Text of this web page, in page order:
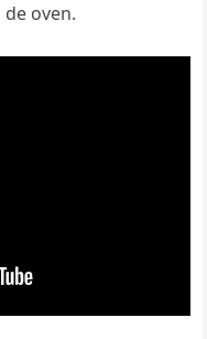
oven.